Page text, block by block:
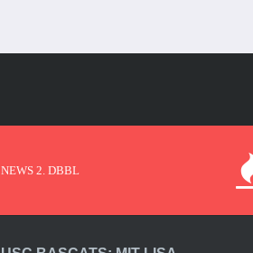
NEWS 2. DBBL